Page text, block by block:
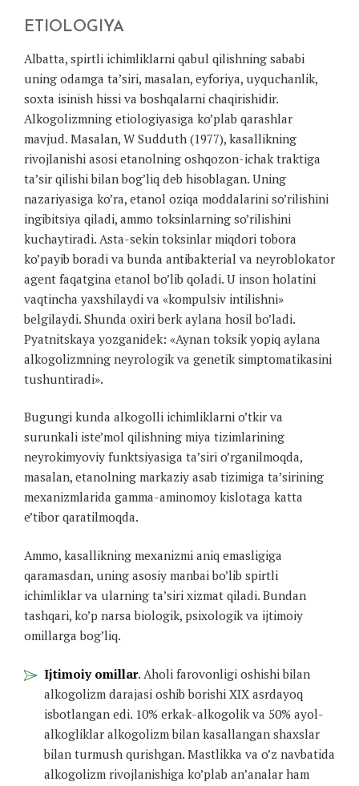
ETIOLOGIYA
Albatta, spirtli ichimliklarni qabul qilishning sababi
uning odamga ta’siri, masalan, eyforiya, uyquchanlik,
soxta isinish hissi va boshqalarni chaqirishidir.
Alkogolizmning etiologiyasiga ko’plab qarashlar
mavjud. Masalan, W Sudduth (1977), kasallikning
rivojlanishi asosi etanolning oshqozon-ichak traktiga
ta’sir qilishi bilan bog’liq deb hisoblagan. Uning
nazariyasiga ko’ra, etanol oziqa moddalarini so’rilishini
ingibitsiya qiladi, ammo toksinlarning so’rilishini
kuchaytiradi. Asta-sekin toksinlar miqdori tobora
ko’payib boradi va bunda antibakterial va neyroblokator
agent faqatgina etanol bo’lib qoladi. U inson holatini
vaqtincha yaxshilaydi va «kompulsiv intilishni»
belgilaydi. Shunda oxiri berk aylana hosil bo’ladi.
Pyatnitskaya yozganidek: «Aynan toksik yopiq aylana
alkogolizmning neyrologik va genetik simptomatikasini
tushuntiradi».
Bugungi kunda alkogolli ichimliklarni o’tkir va
surunkali iste’mol qilishning miya tizimlarining
neyrokimyoviy funktsiyasiga ta’siri o’rganilmoqda,
masalan, etanolning markaziy asab tizimiga ta’sirining
mexanizmlarida gamma-aminomoy kislotaga katta
e’tibor qaratilmoqda.
Ammo, kasallikning mexanizmi aniq emasligiga
qaramasdan, uning asosiy manbai bo’lib spirtli
ichimliklar va ularning ta’siri xizmat qiladi. Bundan
tashqari, ko’p narsa biologik, psixologik va ijtimoiy
omillarga bog’liq.
Ijtimoiy omillar. Aholi farovonligi oshishi bilan
alkogolizm darajasi oshib borishi XIX asrdayoq
isbotlangan edi. 10% erkak-alkogolik va 50% ayol-
alkogliklar alkogolizm bilan kasallangan shaxslar
bilan turmush qurishgan. Mastlikka va o’z navbatida
alkogolizm rivojlanishiga ko’plab an’analar ham